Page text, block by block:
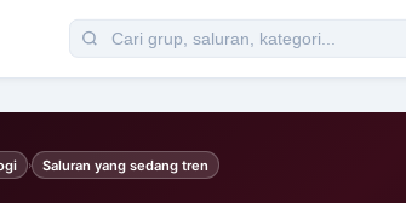
› Saluran yang sedang tren